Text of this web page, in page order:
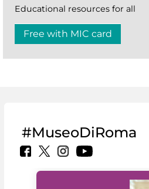
Educational resources for all
Free with MIC card
#MuseoDiRoma